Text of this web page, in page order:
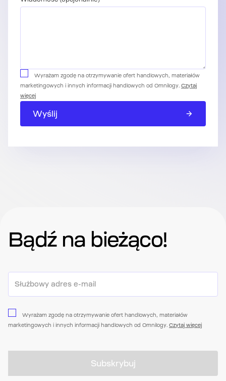
Wyrażam zgodę na otrzymywanie ofert handlowych, materiałów
marketingowych i innych informacji handlowych od Omnilogy. Czytaj
więcej
Wyślij
Bądź na bieżąco!
Wyrażam zgodę na otrzymywanie ofert handlowych, materiałów
marketingowych i innych informacji handlowych od Omnilogy. Czytaj więcej
Subskrybuj